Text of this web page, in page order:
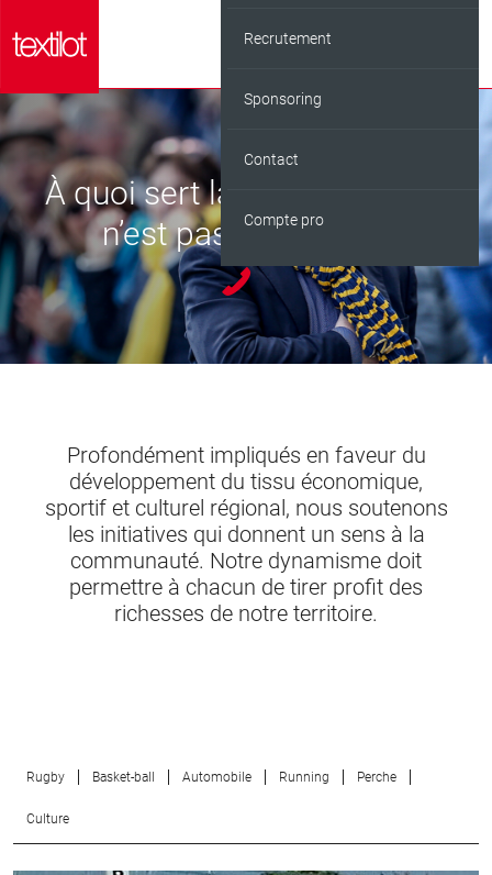
Qui sommes-nous ?
Concept
Marque
Logistique
Recrutement
Sponsoring
Contact
Compte pro
À quoi sert la réussite si elle
n’est pas partagée ?
Profondément impliqués en faveur du
développement du tissu économique,
sportif et culturel régional, nous soutenons
les initiatives qui donnent un sens à la
communauté. Notre dynamisme doit
permettre à chacun de tirer profit des
richesses de notre territoire.
Rugby Basket-ball Automobile Running Perche
Culture